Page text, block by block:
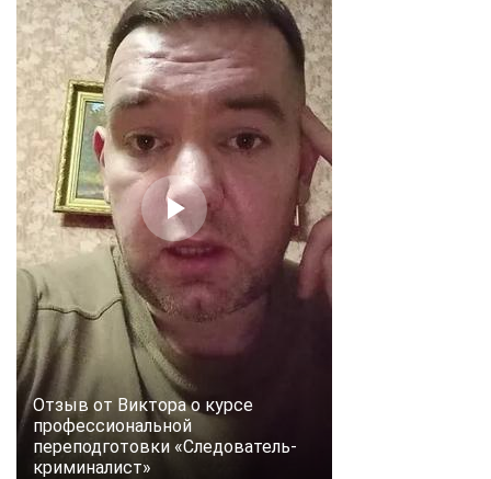
Отзыв от Виктора о курсе
профессиональной
переподготовки «Следователь-
криминалист»